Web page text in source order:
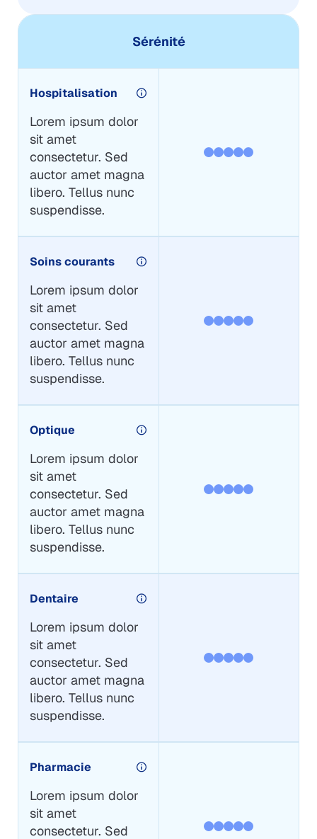
Sérénité
Hospitalisation
Lorem ipsum dolor
sit amet
consectetur. Sed
auctor amet magna
libero. Tellus nunc
suspendisse.
Soins courants
Lorem ipsum dolor
sit amet
consectetur. Sed
auctor amet magna
libero. Tellus nunc
suspendisse.
Optique
Lorem ipsum dolor
sit amet
consectetur. Sed
auctor amet magna
libero. Tellus nunc
suspendisse.
Dentaire
Lorem ipsum dolor
sit amet
consectetur. Sed
auctor amet magna
libero. Tellus nunc
suspendisse.
Pharmacie
Lorem ipsum dolor
sit amet
consectetur. Sed